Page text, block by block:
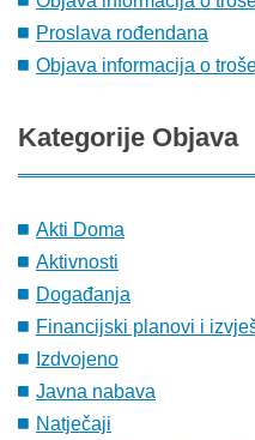
Proslava rođendana
Objava informacija o
Kategorije Objava
Akti Doma
Aktivnosti
Događanja
Financijski planovi i
Izdvojeno
Javna nabava
Natječaji